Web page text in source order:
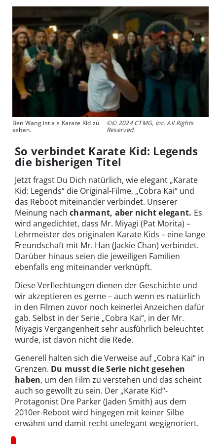
Ben Wang ist als Karate Kid zu
sehen.
©© 2024 CTMG, Inc. All Rights
Reserved.
So verbindet Karate Kid: Legends
die bisherigen Titel
Jetzt fragst Du Dich natürlich, wie elegant „Karate
Kid: Legends“ die Original-Filme, „Cobra Kai“ und
das Reboot miteinander verbindet. Unserer
Meinung nach charmant, aber nicht elegant. Es
wird angedichtet, dass Mr. Miyagi (Pat Morita) –
Lehrmeister des originalen Karate Kids – eine lange
Freundschaft mit Mr. Han (Jackie Chan) verbindet.
Darüber hinaus seien die jeweiligen Familien
ebenfalls eng miteinander verknüpft.
Diese Verflechtungen dienen der Geschichte und
wir akzeptieren es gerne – auch wenn es natürlich
in den Filmen zuvor noch keinerlei Anzeichen dafür
gab. Selbst in der Serie „Cobra Kai“, in der Mr.
Miyagis Vergangenheit sehr ausführlich beleuchtet
wurde, ist davon nicht die Rede.
Generell halten sich die Verweise auf „Cobra Kai“ in
Grenzen. Du musst die Serie nicht gesehen
haben, um den Film zu verstehen und das scheint
auch so gewollt zu sein. Der „Karate Kid“-
Protagonist Dre Parker (Jaden Smith) aus dem
2010er-Reboot wird hingegen mit keiner Silbe
erwähnt und damit recht unelegant wegignoriert.